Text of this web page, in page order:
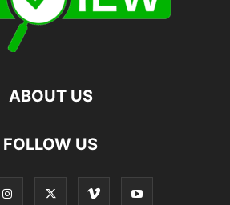
ABOUT US
FOLLOW US